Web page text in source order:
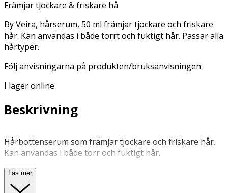
Främjar tjockare & friskare hå
By Veira, hårserum, 50 ml främjar tjockare och friskare
hår. Kan användas i både torrt och fuktigt hår. Passar alla
hårtyper.
Följ anvisningarna på produkten/bruksanvisningen
I lager online
Beskrivning
Hårbottenserum som främjar tjockare och friskare hår.
Kan användas i både torr och fuktigt hår.
Applicera serumet i håtbotten och massera in. Fungerar
både i torrt och fuktigt hår.
Läs mer